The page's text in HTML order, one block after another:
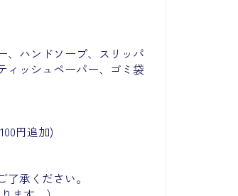
、ハンドソープ、スリッパ
ィッシュペーパー、ゴミ袋
円追加)
承ください。